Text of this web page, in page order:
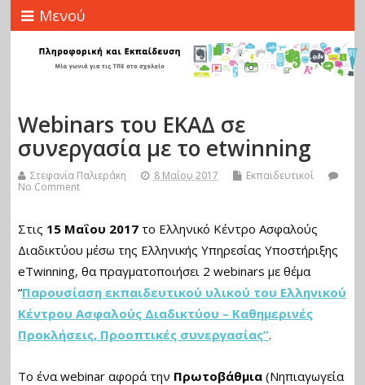
Μενού
Webinars του ΕΚΑΔ σε
συνεργασία με το etwinning
Στεφανία Παλιεράκη 8 Μαΐου 2017
Εκπαιδευτικοί
No Comment
Στις 15 Μαΐου 2017το Ελληνικό Κέντρο Ασφαλούς
Διαδικτύου μέσω της Ελληνικής Υπηρεσίας Υποστήριξης
eTwinning, θα πραγματοποιήσει 2 webinars με θέμα
“Παρουσίαση εκπαιδευτικού υλικού του Ελληνικού
Κέντρου Ασφαλούς Διαδικτύου – Καθημερινές
Προκλήσεις, Προοπτικές συνεργασίας”.
Το ένα webinar αφορά την Πρωτοβάθμια(Νηπιαγωγεία